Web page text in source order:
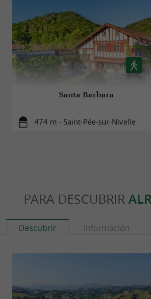
Santa Barbara
474 m - Saint-Pée-sur-Nivelle
PARA DESCUBRIR
Descubrir Información